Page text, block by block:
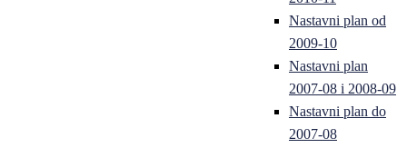
Nastavni plan od
2009-10
Nastavni plan
2007-08 i 2008-09
Nastavni plan do
2007-08